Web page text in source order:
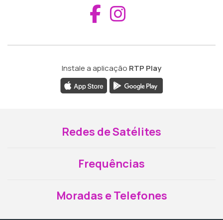
Aceder ao
Instale a aplicação RTP Play
Redes de Satélites
Frequências
Moradas e Telefones